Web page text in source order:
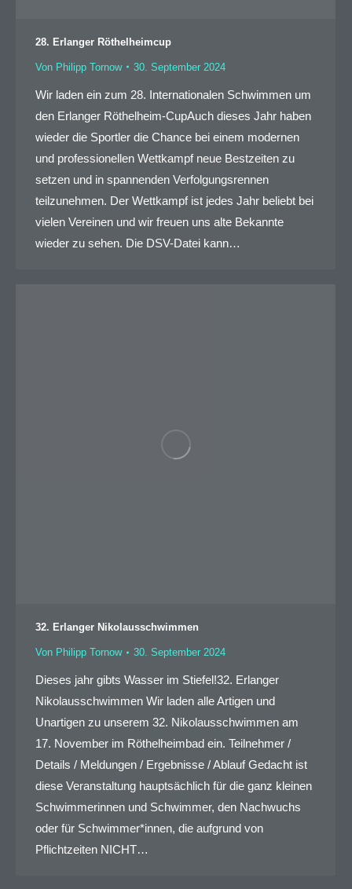
28. Erlanger Röthelheimcup
Von Philipp Tornow 30. September 2024
Wir laden ein zum 28. Internationalen Schwimmen um
den Erlanger Röthelheim-CupAuch dieses Jahr haben
wieder die Sportler die Chance bei einem modernen
und professionellen Wettkampf neue Bestzeiten zu
setzen und in spannenden Verfolgungsrennen
teilzunehmen. Der Wettkampf ist jedes Jahr beliebt bei
vielen Vereinen und wir freuen uns alte Bekannte
wieder zu sehen. Die DSV-Datei kann…
32. Erlanger Nikolausschwimmen
Von Philipp Tornow 30. September 2024
Dieses jahr gibts Wasser im Stiefel!32. Erlanger
Nikolausschwimmen Wir laden alle Artigen und
Unartigen zu unserem 32. Nikolausschwimmen am
17. November im Röthelheimbad ein. Teilnehmer /
Details / Meldungen / Ergebnisse / Ablauf Gedacht ist
diese Veranstaltung hauptsächlich für die ganz kleinen
Schwimmerinnen und Schwimmer, den Nachwuchs
oder für Schwimmer*innen, die aufgrund von
Pflichtzeiten NICHT…